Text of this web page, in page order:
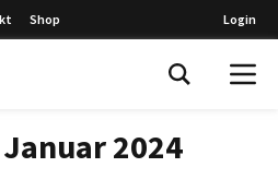
Shop Login
2024